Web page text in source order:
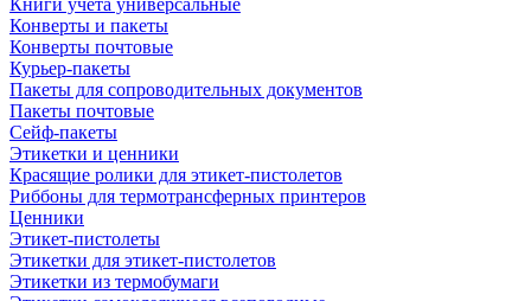
Книги учета универсальные
Конверты и пакеты
Конверты почтовые
Курьер-пакеты
Пакеты для сопроводительных документов
Пакеты почтовые
Сейф-пакеты
Этикетки и ценники
Красящие ролики для этикет-пистолетов
Риббоны для термотрансферных принтеров
Ценники
Этикет-пистолеты
Этикетки для этикет-пистолетов
Этикетки из термобумаги